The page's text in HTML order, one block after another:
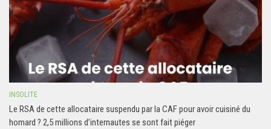
INSOLITE
Le RSA de cette allocataire suspendu par la CAF pour avoir cuisiné du
homard ? 2,5 millions d’internautes se sont fait piéger